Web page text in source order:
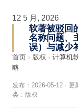
12 5 月, 2026
软著被驳回
名称问题、
误）与减少
首页 › 版权 › 计算机
略
发布：2026-05-12 · 更
类： 版权